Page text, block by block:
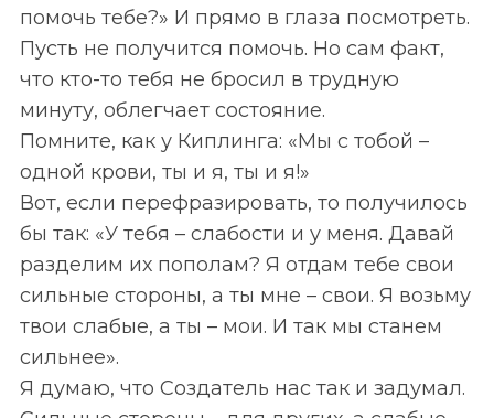
помочь тебе?» И прямо в глаза посмотреть.
Пусть не получится помочь. Но сам факт,
что кто-то тебя не бросил в трудную
минуту, облегчает состояние.
Помните, как у Киплинга: «Мы с тобой –
одной крови, ты и я, ты и я!»
Вот, если перефразировать, то получилось
бы так: «У тебя – слабости и у меня. Давай
разделим их пополам? Я отдам тебе свои
сильные стороны, а ты мне – свои. Я возьму
твои слабые, а ты – мои. И так мы станем
сильнее».
Я думаю, что Создатель нас так и задумал.